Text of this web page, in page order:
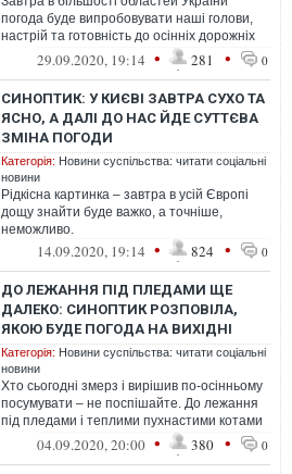
погода буде випробовувати наші голови,
настрій та готовність до осінніх дорожніх
заторів.29.09.2020, 19:14 • 281 • 0
СИНОПТИК: У КИЄВІ ЗАВТРА СУХО ТА
ЯСНО, А ДАЛІ ДО НАС ЙДЕ СУТТЄВА
ЗМІНА ПОГОДИ
Категорія: Новини суспільства: читати соціальні
новини
Рідкісна картинка – завтра в усій Європі
дощу знайти буде важко, а точніше,
неможливо.
14.09.2020, 19:14 • 824 • 0
ДО ЛЕЖАННЯ ПІД ПЛЕДАМИ ЩЕ
ДАЛЕКО: СИНОПТИК РОЗПОВІЛА,
ЯКОЮ БУДЕ ПОГОДА НА ВИХІДНІ
Категорія: Новини суспільства: читати соціальні
новини
Хто сьогодні змерз і вирішив по-осінньому
посумувати – не поспішайте. До лежання
під пледами і теплими пухнастими котами
під боком ще далеко.
04.09.2020, 20:00 • 380 • 0